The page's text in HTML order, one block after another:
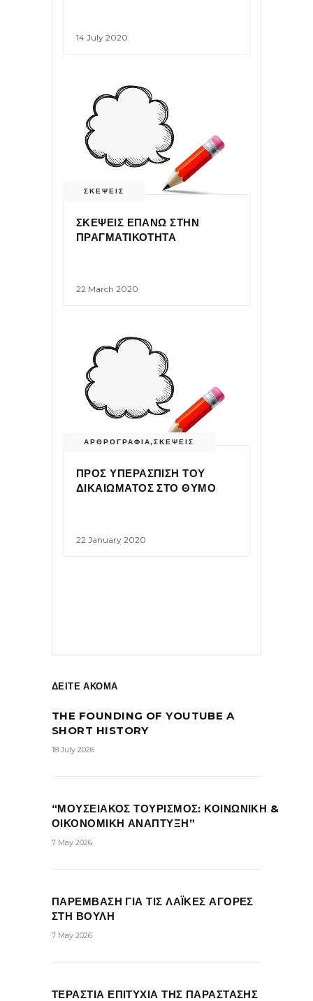
14 July 2020
ΣΚΕΨΕΙΣ
ΣΚΕΨΕΙΣ ΕΠΑΝΩ ΣΤΗΝ
ΠΡΑΓΜΑΤΙΚΟΤΗΤΑ
22 March 2020
ΑΡΘΡΟΓΡΑΦΙΑ,ΣΚΕΨΕΙΣ
ΠΡΟΣ ΥΠΕΡΑΣΠΙΣΗ ΤΟΥ
ΔΙΚΑΙΩΜΑΤΟΣ ΣΤΟ ΘΥΜΟ
22 January 2020
ΔΕΙΤΕ ΑΚΟΜΑ
THE FOUNDING OF YOUTUBE A
SHORT HISTORY
18 July 2026
“ΜΟΥΣΕΙΑΚΟΣ ΤΟΥΡΙΣΜΟΣ: ΚΟΙΝΩΝΙΚΗ &
ΟΙΚΟΝΟΜΙΚΗ ΑΝΑΠΤΥΞΗ”
7 May 2026
ΠΑΡΕΜΒΑΣΗ ΓΙΑ ΤΙΣ ΛΑΪΚΕΣ ΑΓΟΡΕΣ
ΣΤΗ ΒΟΥΛΗ
7 May 2026
ΤΕΡΑΣΤΙΑ ΕΠΙΤΥΧΙΑ ΤΗΣ ΠΑΡΑΣΤΑΣΗΣ